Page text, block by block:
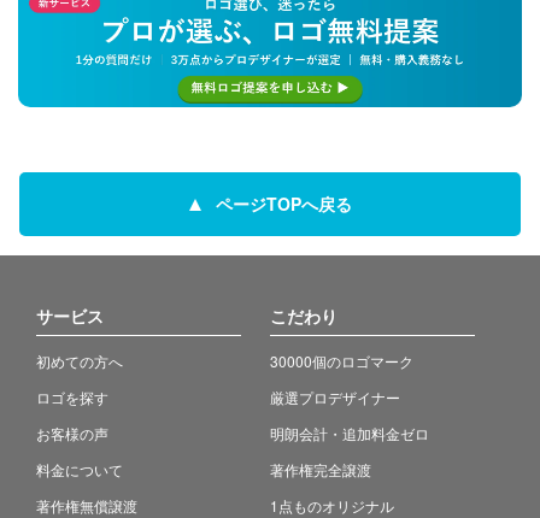
ページTOPへ戻る
サービス
初めての方へ
ロゴを探す
お客様の声
料金について
著作権無償譲渡
こだわり
30000個のロゴマーク
厳選プロデザイナー
明朗会計・追加料金ゼロ
著作権完全譲渡
1点ものオリジナル